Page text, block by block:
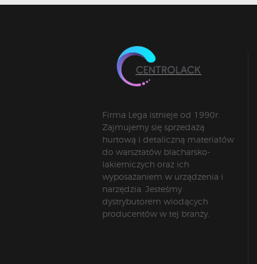
Firma Lega istnieje od 1990r.
Zajmujemy się sprzedażą
hurtową i detaliczną materiałów
do warsztatów blacharsko-
lakierniczych oraz ich
wyposażaniem w urządzenia i
narzędzia. Jesteśmy
dystrybutorem wiodących
producentów w tej branży.